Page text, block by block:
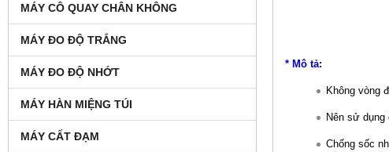
MÁY CÔ QUAY CHÂN KHÔNG
MÁY ĐO ĐỘ TRẮNG
MÁY ĐO ĐỘ NHỚT
MÁY HÀN MIỆNG TÚI
MÁY CẤT ĐẠM
* Mô tả:
Không vòng
Nên sử dụng
Chống sốc